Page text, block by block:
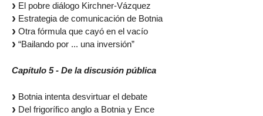
El pobre diálogo Kirchner-Vázquez
Estrategia de comunicación de Botnia
Otra fórmula que cayó en el vacío
“Bailando por ... una inversión”
Capítulo 5 - De la discusión pública
Botnia intenta desvirtuar el debate
Del frigorífico anglo a Botnia y Ence